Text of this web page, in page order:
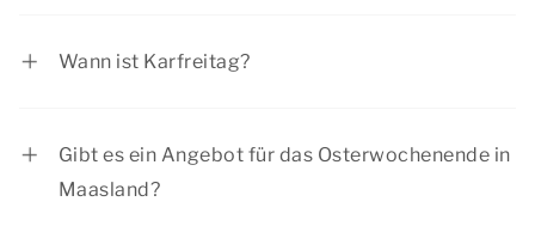
Wann ist Karfreitag?
Gibt es ein Angebot für das Osterwochenende in
Maasland?